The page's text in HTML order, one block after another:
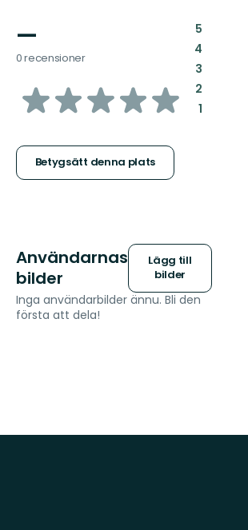
—
0 recensioner
av
stjärnor
Betygsätt denna plats
5:
4:
3:
2:
1:
Användarnas
bilder
Lägg till
bilder
Inga användarbilder ännu. Bli den
första att dela!